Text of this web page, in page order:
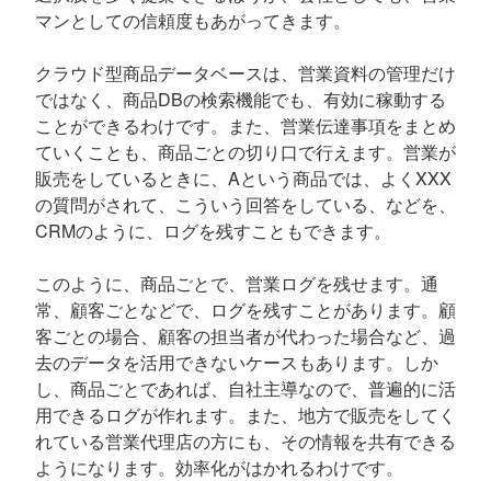
マンとしての信頼度もあがってきます。
クラウド型商品データベースは、営業資料の管理だけ
ではなく、商品DBの検索機能でも、有効に稼動する
ことができるわけです。また、営業伝達事項をまとめ
ていくことも、商品ごとの切り口で行えます。営業が
販売をしているときに、Aという商品では、よくXXX
の質問がされて、こういう回答をしている、などを、
CRMのように、ログを残すこともできます。
このように、商品ごとで、営業ログを残せます。通
常、顧客ごとなどで、ログを残すことがあります。顧
客ごとの場合、顧客の担当者が代わった場合など、過
去のデータを活用できないケースもあります。しか
し、商品ごとであれば、自社主導なので、普遍的に活
用できるログが作れます。また、地方で販売をしてく
れている営業代理店の方にも、その情報を共有できる
ようになります。効率化がはかれるわけです。